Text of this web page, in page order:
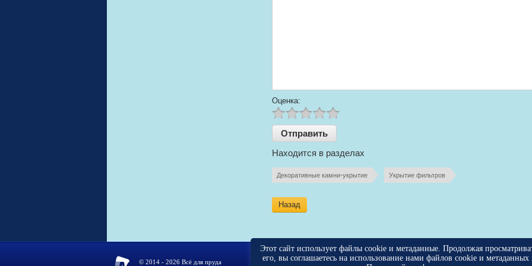
Этот сайт использует файлы cookie и метаданные. Продолжая
его, вы соглашаетесь на использование нами файлов cookie и метаданных
Оценка:
Находится в разделах
Декоративные камни-укрытие Укрытие фильтров
Назад
© 2014 - 2026 Всё для пруда